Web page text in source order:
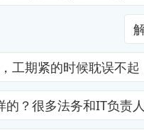
期紧的时候耽误
很多法务和IT负